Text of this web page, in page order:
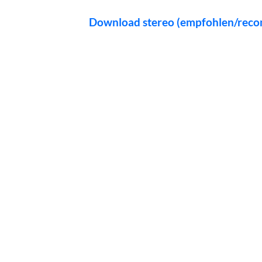
Download stereo (empfohlen/